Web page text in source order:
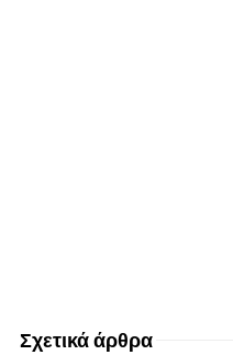
Σχετικά άρθρα